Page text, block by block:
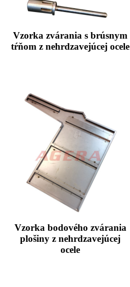
Vzorka zvárania s brúsnym
tŕňom z nehrdzavejúcej ocele
Vzorka bodového zvárania
plošiny z nehrdzavejúcej
ocele